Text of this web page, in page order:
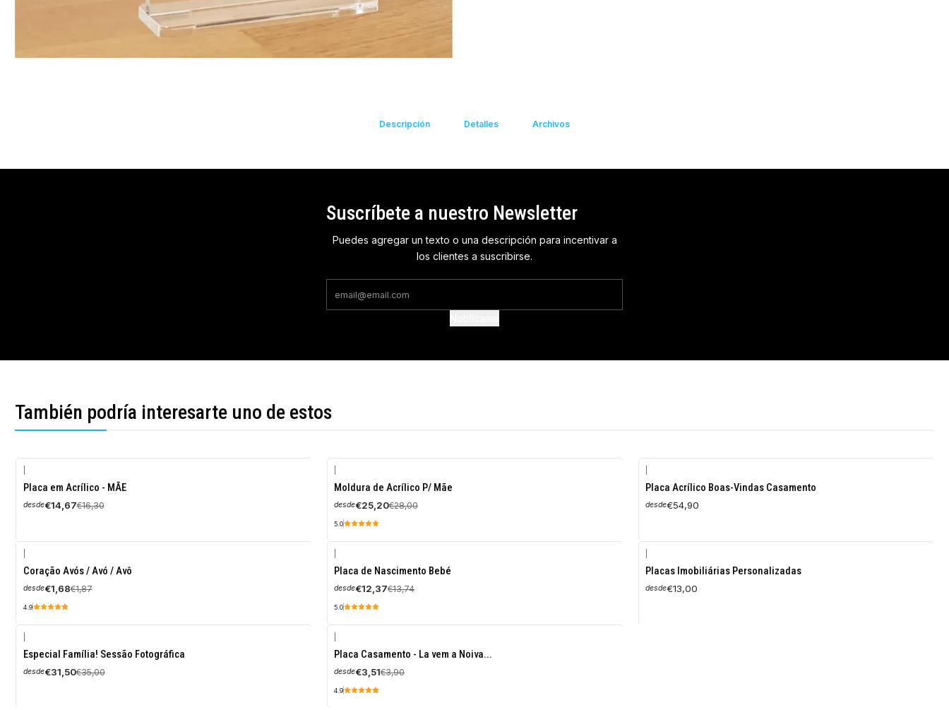
Descripción Detalles Archivos
Suscríbete a nuestro Newsletter
Puedes agregar un texto o una descripción para incentivar a
los clientes a suscribirse.
También podría interesarte uno de estos
-10%
OFF
Placa em Acrílico - MÃE
desde€14,67€16,30
-10%
OFF
Moldura de Acrílico P/ Mãe
desde€25,20€28,00
5.0
Placa Acrílico Boas-Vindas Casamento
desde€54,90
-10%
OFF
Coração Avós / Avó / Avô
desde€1,68€1,87
4.9
-10%
OFF
Placa de Nascimento Bebé
desde€12,37€13,74
5.0
Placas Imobiliárias Personalizadas
desde€13,00
-10%
OFF
Especial Família! Sessão Fotográfica
desde€31,50€35,00
-10%
OFF
Placa Casamento - La vem a Noiva...
desde€3,51€3,90
4.9